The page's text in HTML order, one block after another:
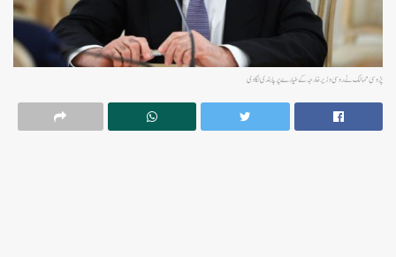
پڑوسی ممالک نے روسی وزیر خارجہ کے طیارے پر پابندی لگا دی